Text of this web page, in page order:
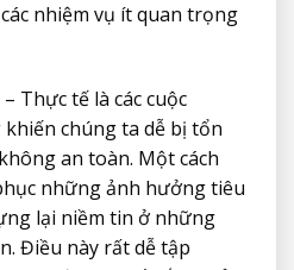
nhiệm vụ ít quan trọng
– Thực tế là các cuộc
chúng ta dễ bị tổn
an toàn. Một cách
những ảnh hưởng tiêu
lại niềm tin ở những
Điều này rất dễ tập